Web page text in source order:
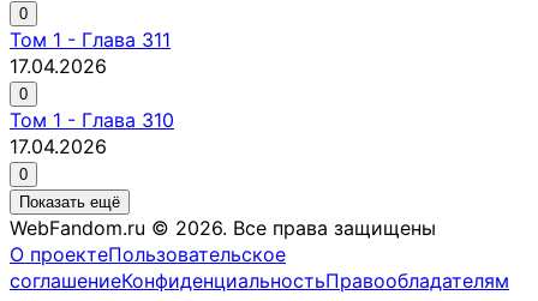
0
Том 1 - Глава 311
17.04.2026
0
Том 1 - Глава 310
17.04.2026
0
Показать ещё
WebFandom.ru © 2026. Все права защищены
О проектеПользовательское
соглашениеКонфиденциальностьПравообладателям